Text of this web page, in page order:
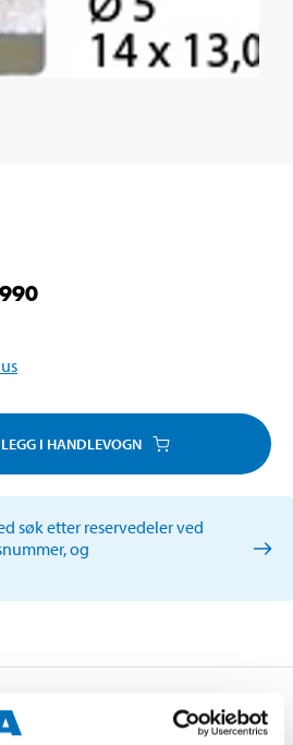
LEGG I HANDLEVOGN
søk etter reservedeler ved
og